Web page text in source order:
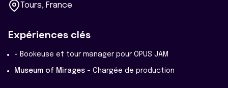
Tours, France
Expériences clés
- Bookeuse et tour manager pour OPUS JAM
Museum of Mirages - Chargée de production